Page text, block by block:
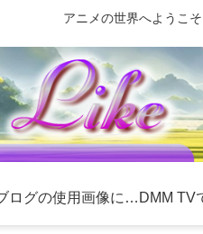
アニメの世界へようこそ
当ブログの使用画像について